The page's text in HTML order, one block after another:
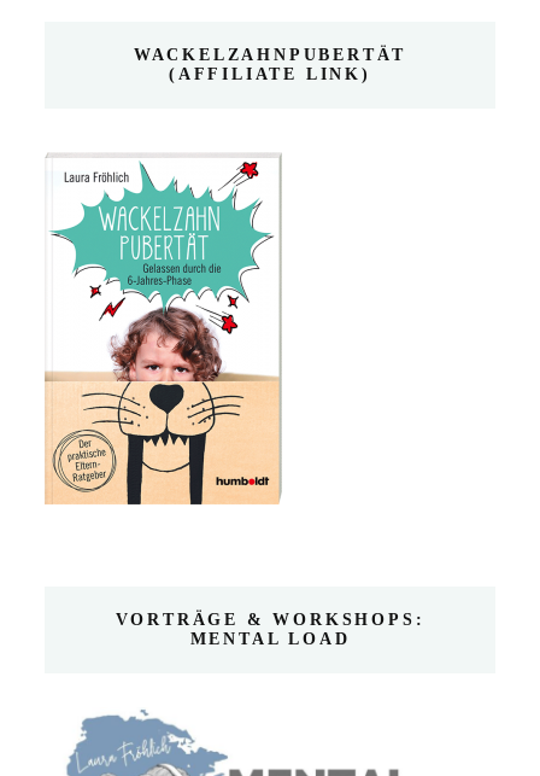
WACKELZAHNPUBERTÄT
(AFFILIATE LINK)
VORTRÄGE & WORKSHOPS:
MENTAL LOAD